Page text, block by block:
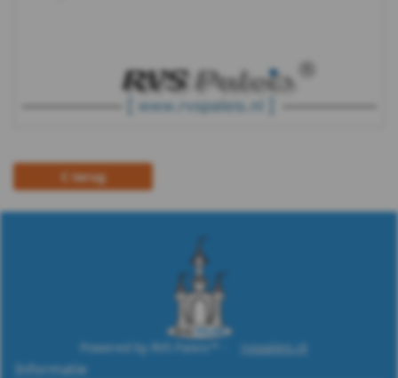
terug
Powered by RVS Paleis™ - rvspaleis.nl
Informatie